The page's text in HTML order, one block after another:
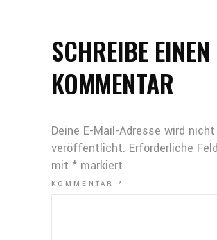
SCHREIBE EINEN
KOMMENTAR
Deine E-Mail-Adresse wird nicht
veröffentlicht. Erforderliche
mit * markiert
KOMMENTAR*